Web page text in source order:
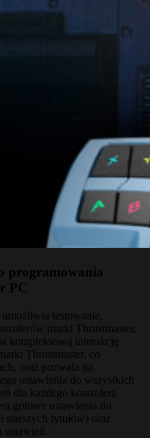
programowania
PC
testowanie,
marki Thrustmaster.
kompleksową interakcję
Thrustmaster, co
oraz pozwala na
ustawienia do wszystkich
dla każdego kontrolera
gotowe ustawienia do
tytułów) oraz